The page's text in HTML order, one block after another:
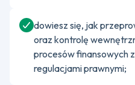
dowiesz się, jak
oraz kontrolę
procesów finansowych
regulacjami prawnymi;